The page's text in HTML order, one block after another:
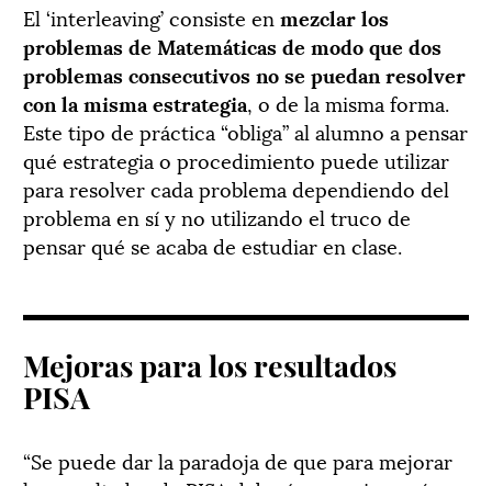
El ‘interleaving’ consiste en mezclar los
problemas de Matemáticas de modo que dos
problemas consecutivos no se puedan resolver
con la misma estrategia, o de la misma forma.
Este tipo de práctica “obliga” al alumno a pensar
qué estrategia o procedimiento puede utilizar
para resolver cada problema dependiendo del
problema en sí y no utilizando el truco de
pensar qué se acaba de estudiar en clase.
Mejoras para los resultados
PISA
“Se puede dar la paradoja de que para mejorar